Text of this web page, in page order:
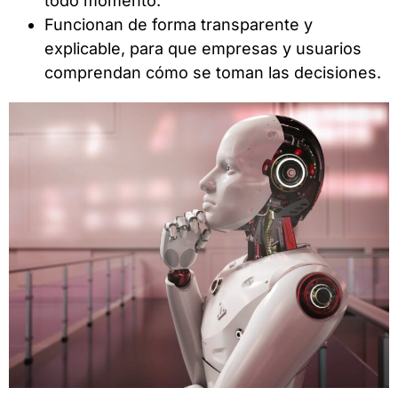
Funcionan de forma transparente y
explicable, para que empresas y usuarios
comprendan cómo se toman las decisiones.